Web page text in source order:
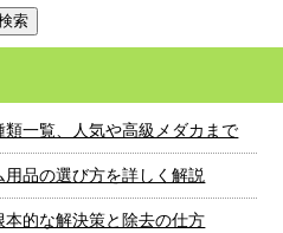
類一覧、人気や高級メダカまで
用品の選び方を詳しく解説
的な解決策と除去の仕方